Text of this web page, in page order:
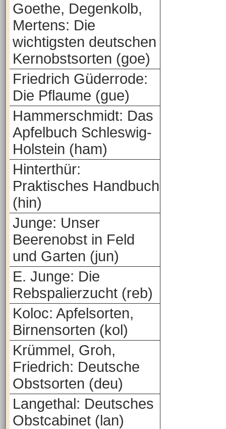
Goethe, Degenkolb,
Mertens: Die
wichtigsten deutschen
Kernobstsorten (goe)
Friedrich Güderrode:
Die Pflaume (gue)
Hammerschmidt: Das
Apfelbuch Schleswig-
Holstein (ham)
Hinterthür:
Praktisches Handbuch
(hin)
Junge: Unser
Beerenobst in Feld
und Garten (jun)
E. Junge: Die
Rebspalierzucht (reb)
Koloc: Apfelsorten,
Birnensorten (kol)
Krümmel, Groh,
Friedrich: Deutsche
Obstsorten (deu)
Langethal: Deutsches
Obstcabinet (lan)